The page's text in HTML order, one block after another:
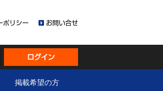
ポリシー お問い合せ
ログイン
掲載希望の方